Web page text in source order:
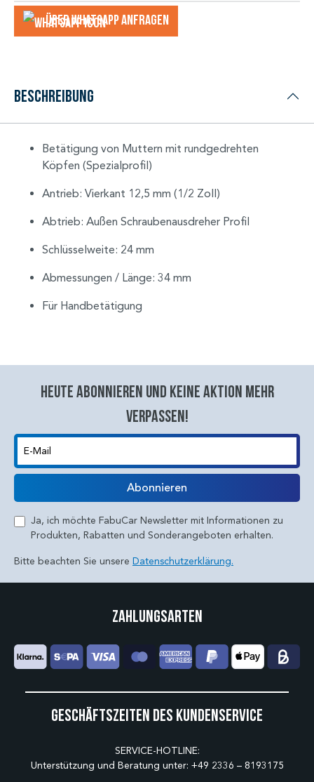
Über WhatsApp anfragеn
Beschreibung
Betätigung von Muttern mit rundgedrehten
Köpfen (Spezialprofil)
Antrieb: Vierkant 12,5 mm (1/2 Zoll)
Abtrieb: Außen Schraubenausdreher Profil
Schlüsselweite: 24 mm
Abmessungen / Länge: 34 mm
Für Handbetätigung
Heute abonnieren und keine aktion mehr
verpassen!
E-Mail
Abonnieren
Ja, ich möchte FabuCar Newsletter mit Informationen zu
Produkten, Rabatten und Sonderangeboten erhalten.
Bitte beachten Sie unsere Datenschutzerklärung.
Geschäftszeiten des Kundenservice
SERVICE-HOTLINE:
Unterstützung und Beratung unter: +49 2336 – 8193175
Zahlungsarten